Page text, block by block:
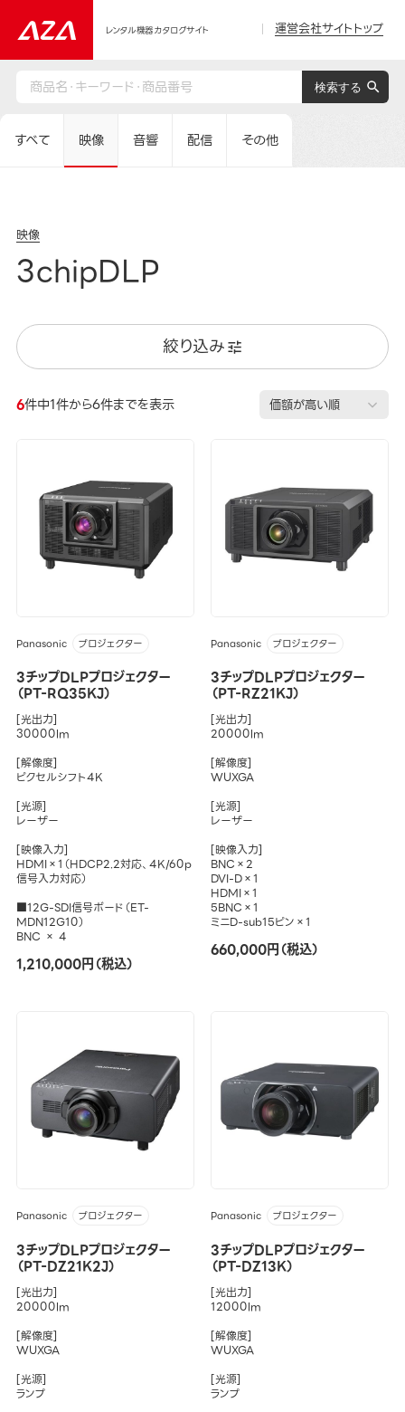
レンタル機器カタログサイト 運営会社サイトトップ
すべて 映像 音響 配信 その他
映像
3chipDLP
絞り込み
6件中1件から6件までを表示
Panasonic プロジェクター
3チップDLPプロジェクター
（PT-RQ35KJ）
[光出力]
30000lm
[解像度]
ピクセルシフト4K
[光源]
レーザー
[映像入力]
HDMI×1（HDCP2.2対応、4K/60p
信号入力対応）
■12G-SDI信号ボード（ET-
MDN12G10）
BNC × 4
1,210,000円（税込）
Panasonic プロジェクター
3チップDLPプロジェクター
（PT-RZ21KJ）
[光出力]
20000lm
[解像度]
WUXGA
[光源]
レーザー
[映像入力]
BNC×2
DVI-D×1
HDMI×1
5BNC×1
ミニD-sub15ピン×1
660,000円（税込）
Panasonic プロジェクター
3チップDLPプロジェクター
（PT-DZ21K2J）
[光出力]
20000lm
[解像度]
WUXGA
[光源]
ランプ
Panasonic プロジェクター
3チップDLPプロジェクター
（PT-DZ13K）
[光出力]
12000lm
[解像度]
WUXGA
[光源]
ランプ